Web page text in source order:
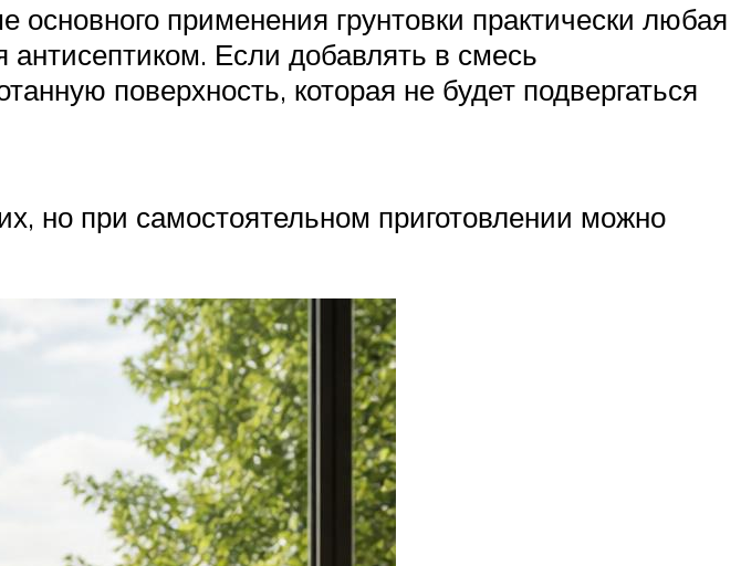
применения грунтовки практически любая
антисептиком. Если добавлять в смесь
поверхность, которая не будет подвергаться
но при самостоятельном приготовлении можно